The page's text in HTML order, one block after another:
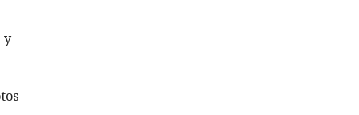
y